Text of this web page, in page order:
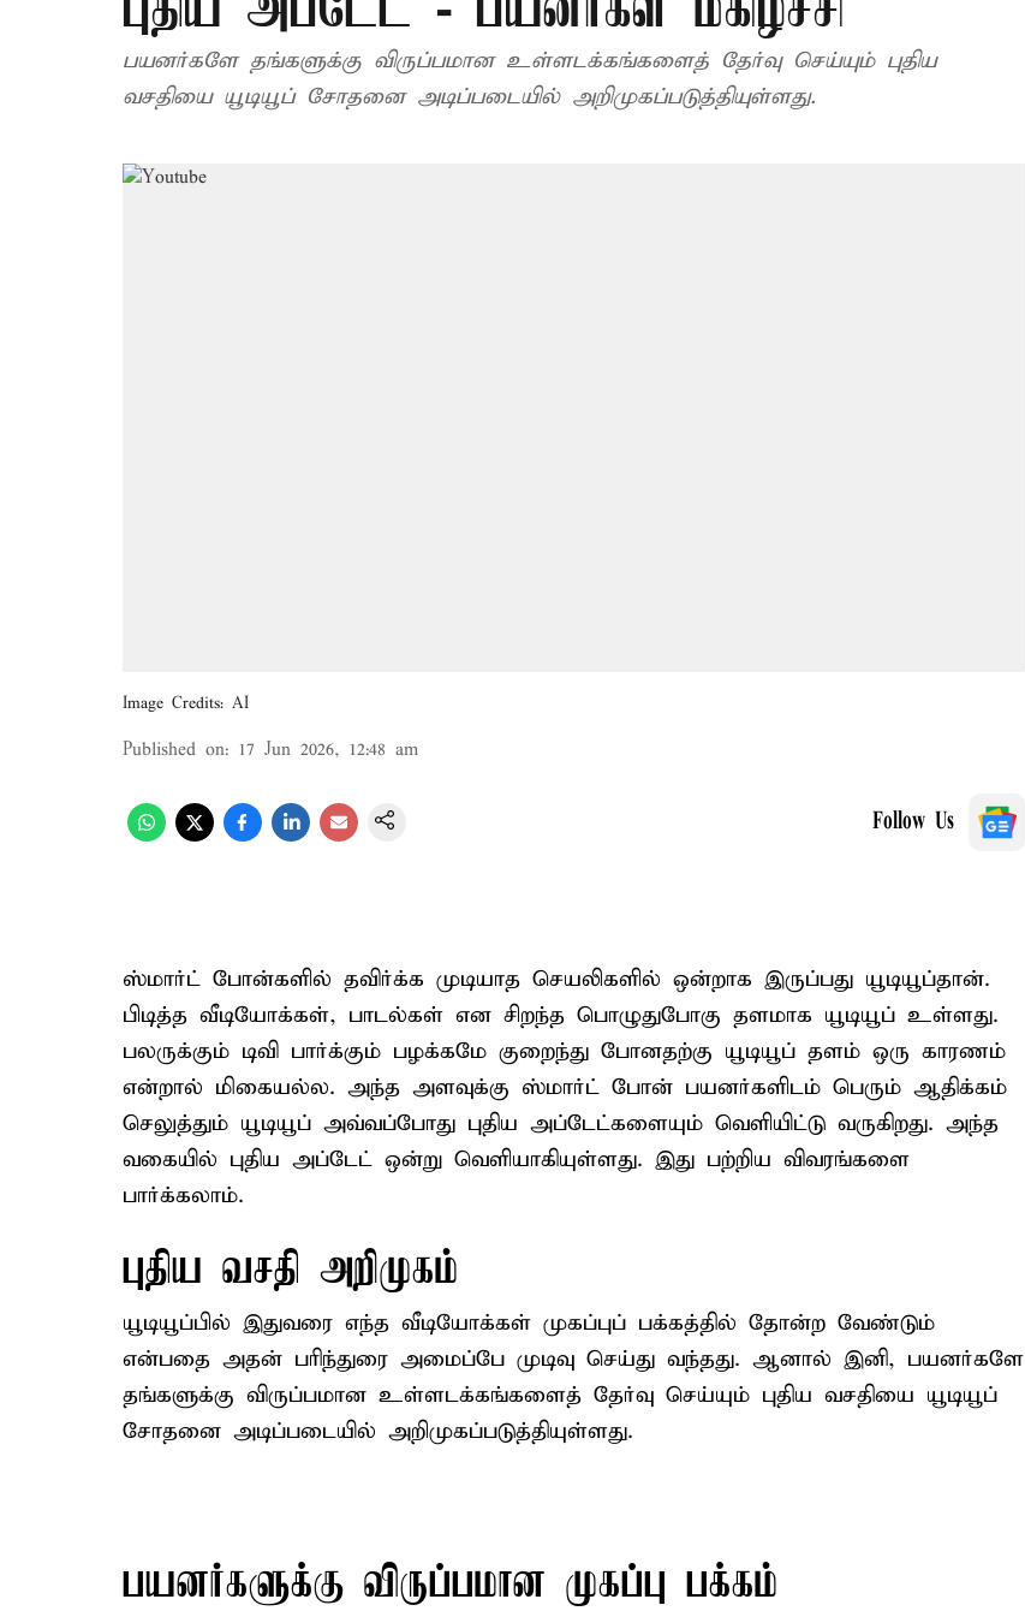
பயனர்களே தங்களுக்கு விருப்பமான உள்ளடக்கங்களைத் தேர்வு செய்யும் புதிய
வசதியை யூடியூப் சோதனை அடிப்படையில் அறிமுகப்படுத்தியுள்ளது.
Image Credits: AI
Published on: 17 Jun 2026, 12:48 am
Follow Us
ஸ்மார்ட் போன்களில் தவிர்க்க முடியாத செயலிகளில் ஒன்றாக இருப்பது யூடியூப்தான்.
பிடித்த வீடியோக்கள், பாடல்கள் என சிறந்த பொழுதுபோகு தளமாக யூடியூப் உள்ளது.
பலருக்கும் டிவி பார்க்கும் பழக்கமே குறைந்து போனதற்கு யூடியூப் தளம் ஒரு காரணம்
என்றால் மிகையல்ல. அந்த அளவுக்கு ஸ்மார்ட் போன் பயனர்களிடம் பெரும் ஆதிக்கம்
செலுத்தும் யூடியூப் அவ்வப்போது புதிய அப்டேட்களையும் வெளியிட்டு வருகிறது. அந்த
வகையில் புதிய அப்டேட் ஒன்று வெளியாகியுள்ளது. இது பற்றிய விவரங்களை
பார்க்கலாம்.
புதிய வசதி அறிமுகம்
யூடியூப்பில் இதுவரை எந்த வீடியோக்கள் முகப்புப் பக்கத்தில் தோன்ற வேண்டும்
என்பதை அதன் பரிந்துரை அமைப்பே முடிவு செய்து வந்தது. ஆனால் இனி, பயனர்களே
தங்களுக்கு விருப்பமான உள்ளடக்கங்களைத் தேர்வு செய்யும் புதிய வசதியை யூடியூப்
சோதனை அடிப்படையில் அறிமுகப்படுத்தியுள்ளது.
பயனர்களுக்கு விருப்பமான முகப்பு பக்கம்